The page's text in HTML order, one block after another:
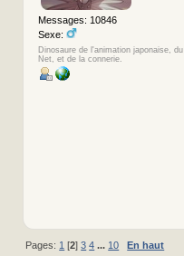
Messages: 10846
Sexe:
Dinosaure de l'animation japonaise, du
Net, et de la connerie.
Pages: 1 [2]3 4 ... 10 En haut